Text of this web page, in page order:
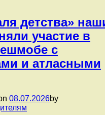
тех
кто
уже
не
придёт
никогда».
площадки
«Беседы
о
важном»
во
второй
«Непоседы»
прошло
детства»
участие в
с
и атласными
08.07.2026by